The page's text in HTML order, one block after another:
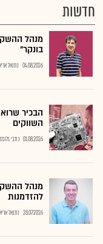
חדשות
מנהל
בונקר"
04.08.2026 נתנאל
הבכיר
השווקים
01.08.2026 כתבי גלובס
מנהל
להזדמנות
28.07.2026 נתנאל